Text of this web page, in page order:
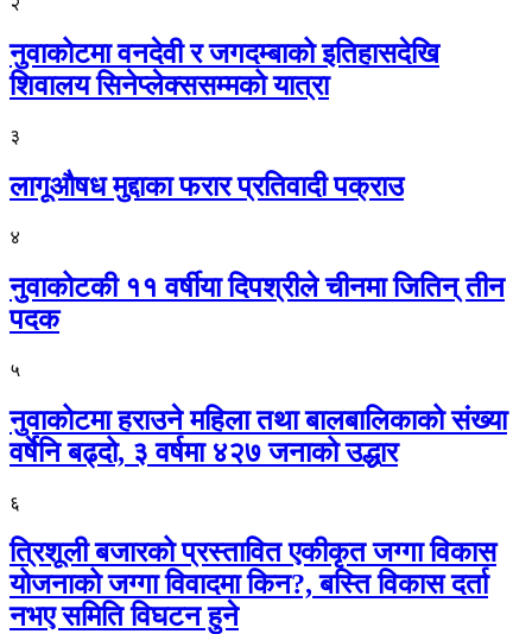
नुवाकोटमा वनदेवी र जगदम्बाको इतिहासदेखि
शिवालय सिनेप्लेक्ससम्मको यात्रा
३
लागूऔषध मुद्दाका फरार प्रतिवादी पक्राउ
४
नुवाकोटकी ११ वर्षीया दिपश्रीले चीनमा जितिन् तीन
पदक
५
नुवाकोटमा हराउने महिला तथा बालबालिकाको संख्या
वर्षेनि बढ्दो, ३ वर्षमा ४२७ जनाको उद्धार
६
त्रिशूली बजारको प्रस्तावित एकीकृत जग्गा विकास
योजनाको जग्गा विवादमा किन?, बस्ति विकास दर्ता
नभए समिति विघटन हुने